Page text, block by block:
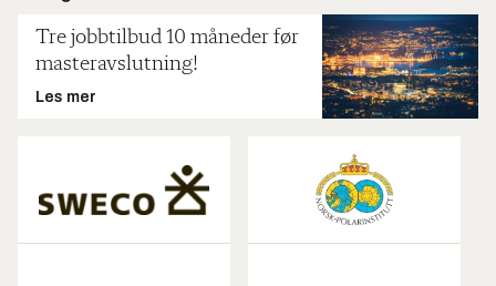
Tre jobbtilbud 10 måneder før
masteravslutning!
Les mer